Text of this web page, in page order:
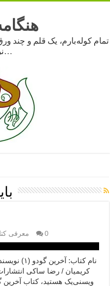
تمام کوله‌بارم، یک قلم و چند
نرفته…
معرفی 0
نام کتاب:
کریمیان / رضا ساکی
ویسنی‌یک هستید، کتاب